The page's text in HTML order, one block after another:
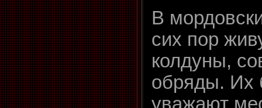
В
сих пор
колдуны,
обряды. Их